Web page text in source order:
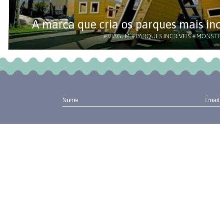
A marca que cria os parques mais
#VIAGEM#PARQUES INCRÍVEIS
Nome Email